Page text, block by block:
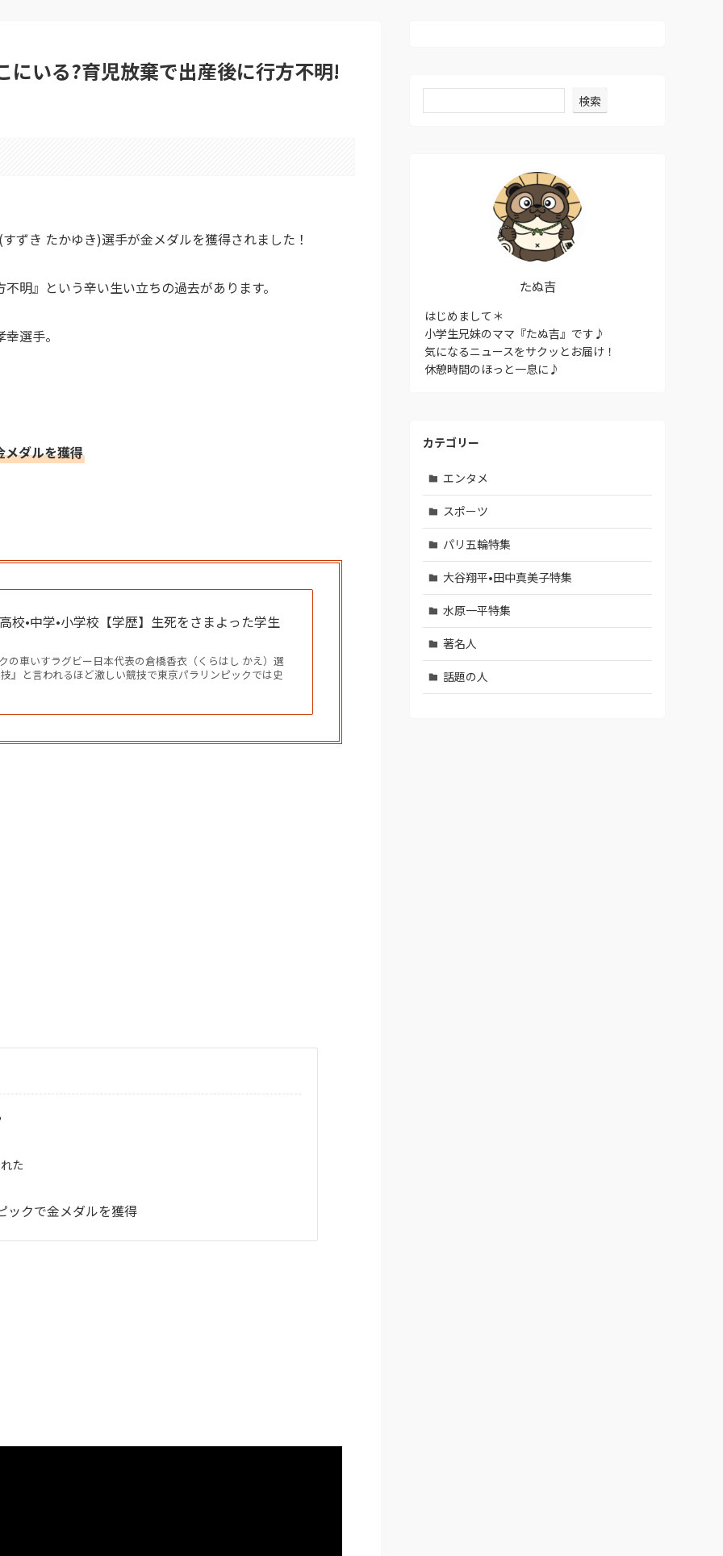
にいる?育児放棄で出産後に行方不明!
ずき たかゆき)選手が金メダルを獲得されました！
明』という辛い生い立ちの過去があります。
選手。
メダルを獲得
校•中学•小学校【学歴】生死をさまよった学生
の車いすラグビー日本代表の倉橋香衣（くらはし かえ）選
』と言われるほど激しい競技で東京パラリンピックでは史
た
ックで金メダルを獲得
検索
たぬ吉
はじめまして＊
小学生兄妹のママ『たぬ吉』です♪
気になるニュースをサクッとお届け！
休憩時間のほっと一息に♪
カテゴリー
エンタメ
スポーツ
パリ五輪特集
大谷翔平•田中真美子特集
水原一平特集
著名人
話題の人